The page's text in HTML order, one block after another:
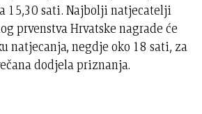
15,30 sati. Najbolji natjecatelji
prvenstva Hrvatske nagrade će
natjecanja, negdje oko 18 sati, za
dodjela priznanja.